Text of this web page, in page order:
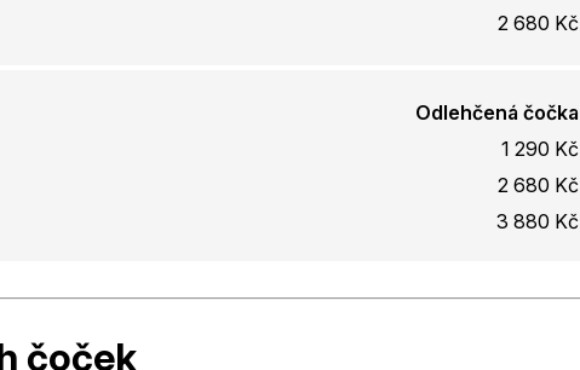
2 680 Kč
Odlehčená čočka
1 290 Kč
2 680 Kč
3 880 Kč
čoček